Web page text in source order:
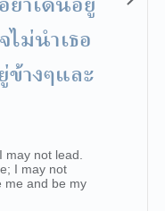
ม่นำเธอ
ข้างๆและ
may not lead.
I may not
me and be my